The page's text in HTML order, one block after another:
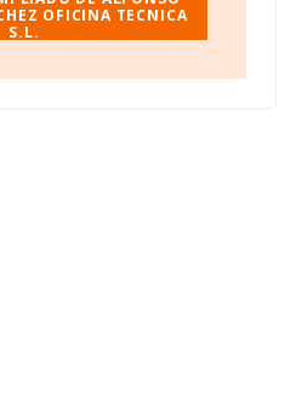
sector, la facturación en el
2.682 millones de euros y el
129 mil euros. Para aportar
OFICINA TECNICA
S.L.